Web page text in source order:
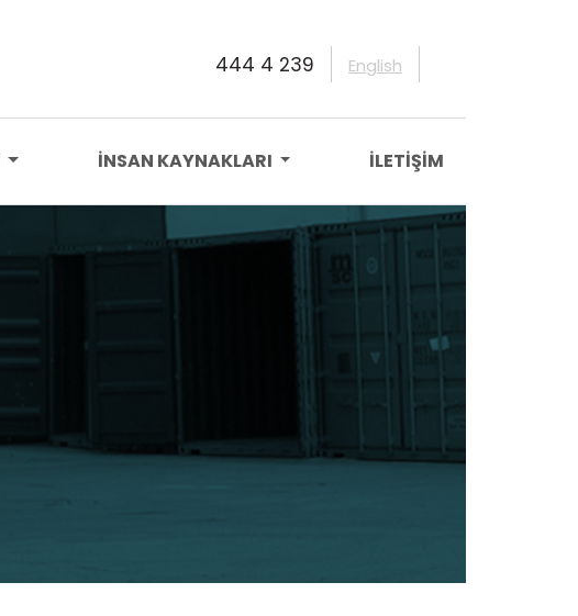
444 4 239 English
İNSAN KAYNAKLARI İLETİŞİM